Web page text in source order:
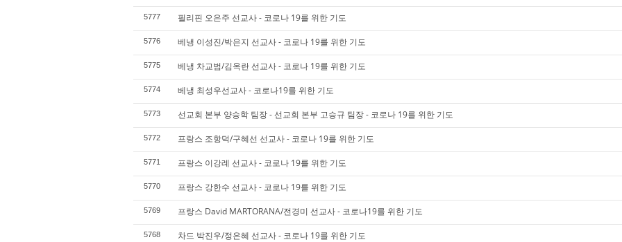
5777 필리핀 오은주 선교사 - 코로나 19를 위한 기도
5776 베냉 이성진/박은지 선교사 - 코로나 19를 위한 기도
5775 베냉 차교범/김옥란 선교사 - 코로나 19를 위한 기도
5774 베냉 최성우선교사 - 코로나19를 위한 기도
5773 선교회 본부 양승학 팀장 - 선교회 본부 고승규 팀장 - 코로나 19를 위한 기도
5772 프랑스 조항덕/구혜선 선교사 - 코로나 19를 위한 기도
5771 프랑스 이강례 선교사 - 코로나 19를 위한 기도
5770 프랑스 강한수 선교사 - 코로나 19를 위한 기도
5769 프랑스 David MARTORANA/전경미 선교사 - 코로나19를 위한 기도
5768 차드 박진우/정은혜 선교사 - 코로나 19를 위한 기도